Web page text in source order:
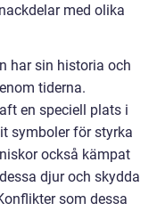
med olika
har sin historia och
tiderna.
en speciell plats i
symboler för styrka
också kämpat
djur och skydda
som dessa